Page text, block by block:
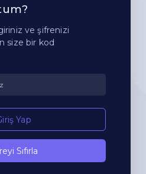
ve şifrenizi
size bir kod
Yap
Sıfırla